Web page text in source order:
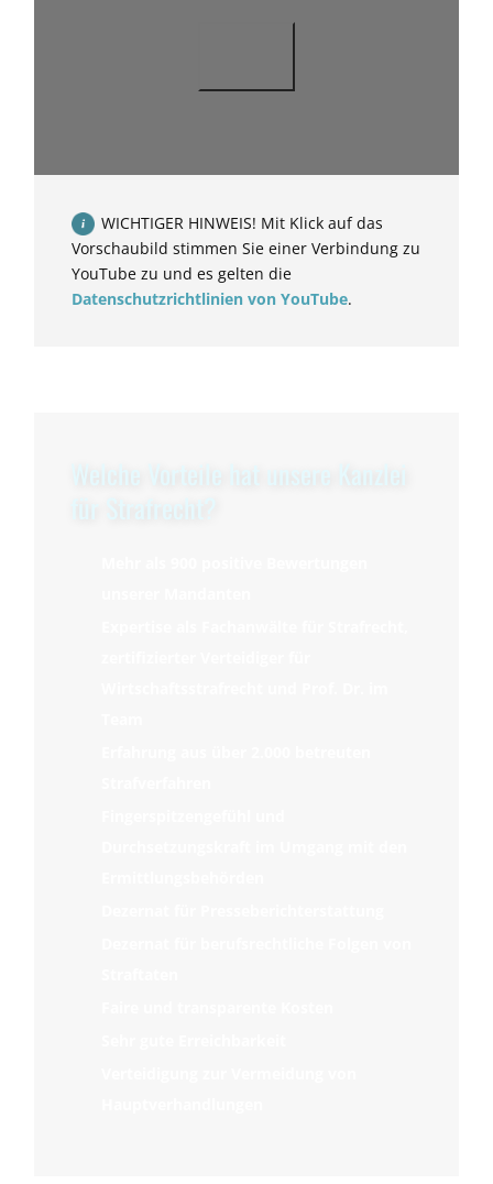
WICHTIGER HINWEIS! Mit Klick auf das
Vorschaubild stimmen Sie einer Verbindung zu
YouTube zu und es gelten die
Datenschutzrichtlinien von YouTube.